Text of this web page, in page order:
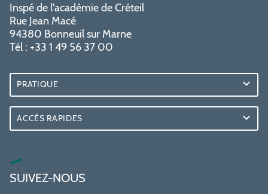
Inspé de l'académie de Créteil
Rue Jean Macé
94380 Bonneuil sur Marne
Tél : +33 1 49 56 37 00
PRATIQUE
ACCÈS RAPIDES
SUIVEZ-NOUS